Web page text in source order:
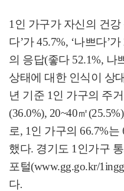
1 인 가구가 자신의 건
다’가45.7%, ‘나쁘다’가
의 응답(좋다 52.1%, 나
상태에 대한 인식이 상
년 기준 1 인 가구의 주
(36.0%), 20~40㎡
로, 1 인 가구의 66.7%는
했다. 경기도 1 인가구
포털(www.gg.go.kr/
다.